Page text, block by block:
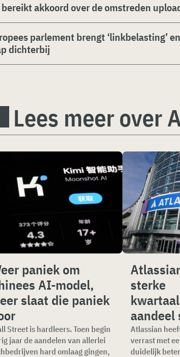
bereikt akkoord over de omstreden
parlement brengt ‘linkbelasting’
dichterbij
Lees meer over
paniek om
AI-model,
slaat die paniek
Street is hardleers. Toen begin
jaar de aandelen van allerlei
hard omlaag gingen,
sterke
Atlassian
verrast met
duidelijk